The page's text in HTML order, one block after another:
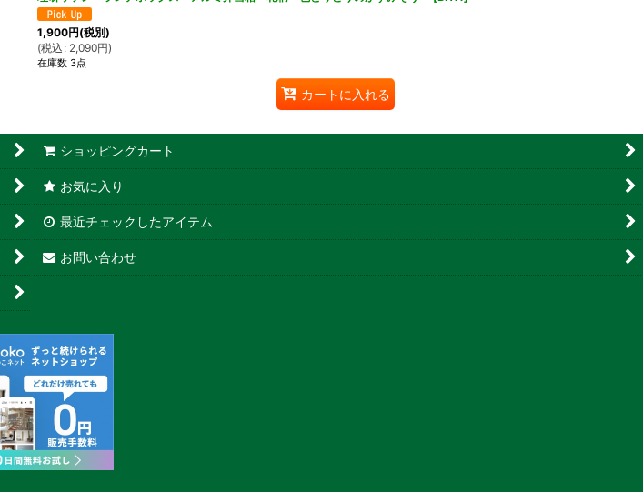
1,900円(税別)
(税込 : 2,090円)
在庫数 3点
カートに入れる
ショッピングカート
お気に入り
最近チェックしたアイテム
お問い合わせ